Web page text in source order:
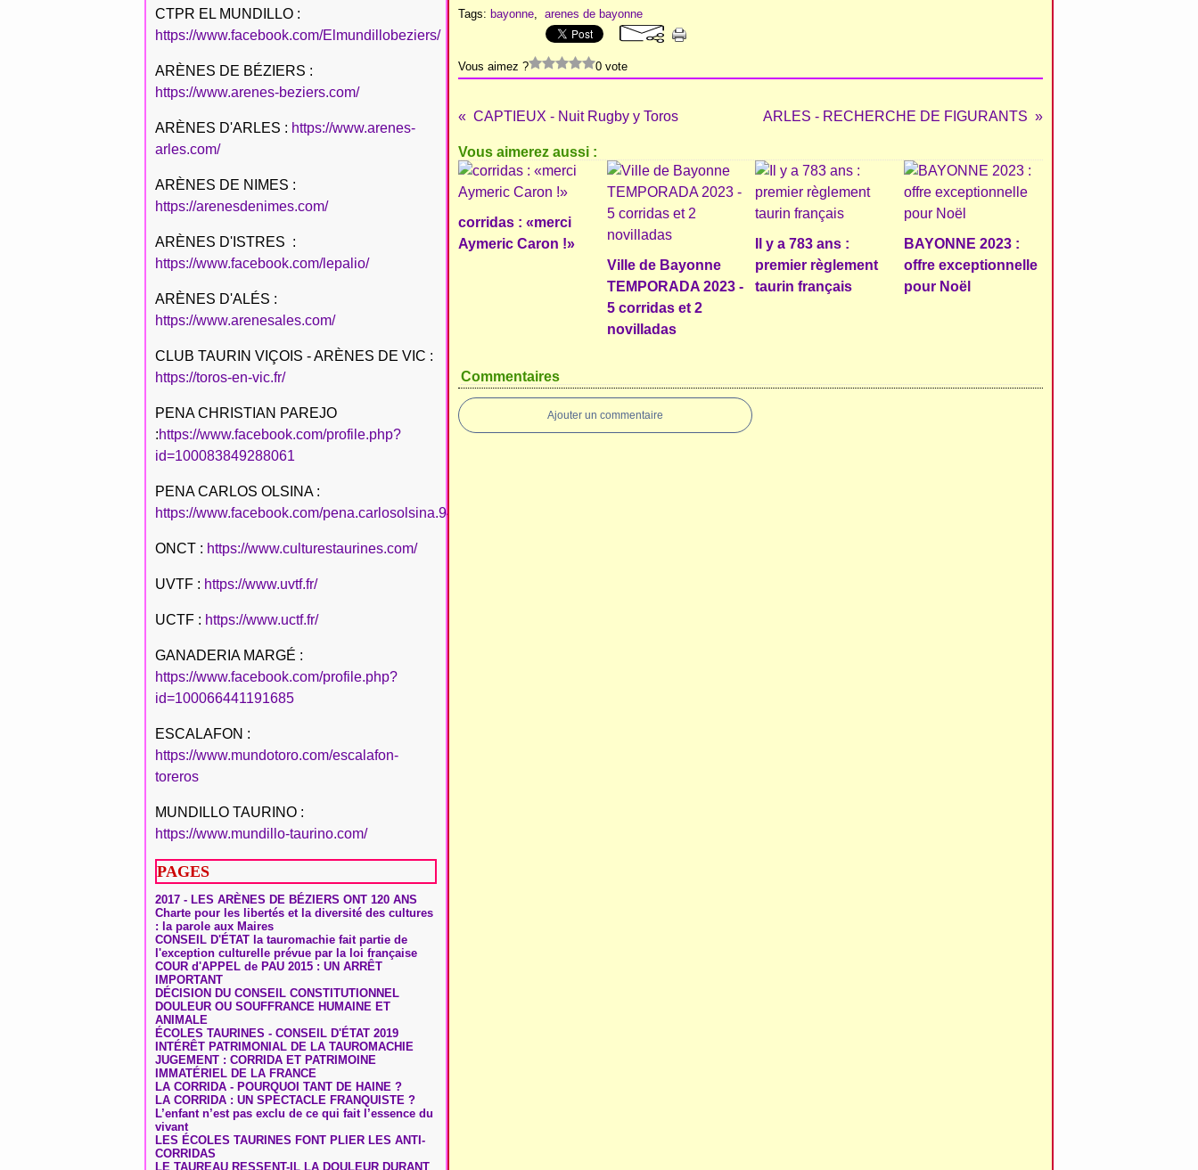
CTPR EL MUNDILLO :
https://www.facebook.com/Elmundillobeziers/
ARÈNES DE BÉZIERS :
https://www.arenes-beziers.com/
ARÈNES D'ARLES : https://www.arenes-
arles.com/
ARÈNES DE NIMES :
https://arenesdenimes.com/
ARÈNES D'ISTRES :
https://www.facebook.com/lepalio/
ARÈNES D'ALÉS :
https://www.arenesales.com/
CLUB TAURIN VIÇOIS - ARÈNES DE VIC :
https://toros-en-vic.fr/
PENA CHRISTIAN PAREJO
:https://www.facebook.com/profile.php?
id=100083849288061
PENA CARLOS OLSINA :
https://www.facebook.com/pena.carlosolsina.94
ONCT : https://www.culturestaurines.com/
UVTF : https://www.uvtf.fr/
UCTF : https://www.uctf.fr/
GANADERIA MARGÉ :
https://www.facebook.com/profile.php?
id=100066441191685
ESCALAFON :
https://www.mundotoro.com/escalafon-
toreros
MUNDILLO TAURINO :
https://www.mundillo-taurino.com/
PAGES
2017 - LES ARÈNES DE BÉZIERS ONT 120 ANS
Charte pour les libertés et la diversité des cultures
: la parole aux Maires
CONSEIL D'ÉTAT la tauromachie fait partie de
l'exception culturelle prévue par la loi française
COUR d'APPEL de PAU 2015 : UN ARRÊT
IMPORTANT
DÉCISION DU CONSEIL CONSTITUTIONNEL
DOULEUR OU SOUFFRANCE HUMAINE ET
ANIMALE
ÉCOLES TAURINES - CONSEIL D'ÉTAT 2019
INTÉRÊT PATRIMONIAL DE LA TAUROMACHIE
JUGEMENT : CORRIDA ET PATRIMOINE
IMMATÉRIEL DE LA FRANCE
LA CORRIDA - POURQUOI TANT DE HAINE ?
LA CORRIDA : UN SPECTACLE FRANQUISTE ?
L’enfant n’est pas exclu de ce qui fait l’essence du
vivant
LES ÉCOLES TAURINES FONT PLIER LES ANTI-
CORRIDAS
LE TAUREAU RESSENT-IL LA DOULEUR DURANT
Tags: bayonne, arenes de bayonne
Vous aimez ? 0 vote
CAPTIEUX - Nuit Rugby y Toros ARLES - RECHERCHE DE FIGURANTS
Vous aimerez aussi :
corridas : «merci
Aymeric Caron !»
Ville de Bayonne
TEMPORADA 2023 -
5 corridas et 2
novilladas
Il y a 783 ans :
premier règlement
taurin français
BAYONNE 2023 :
offre exceptionnelle
pour Noël
Commentaires
Ajouter un commentaire